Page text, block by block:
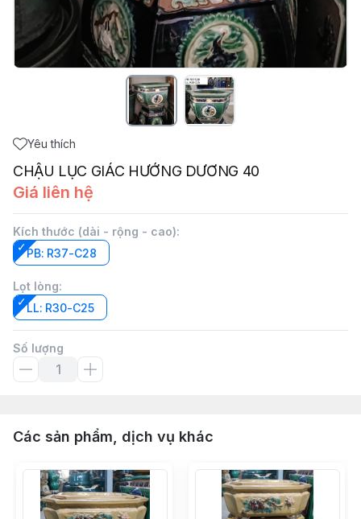
Yêu thích
CHẬU LỤC GIÁC HƯỚNG DƯƠNG 40
Giá liên hệ
Kích thước (dài - rộng - cao):
PB: R37-C28
Lọt lòng:
LL: R30-C25
Số lượng
Các sản phẩm, dịch vụ khác